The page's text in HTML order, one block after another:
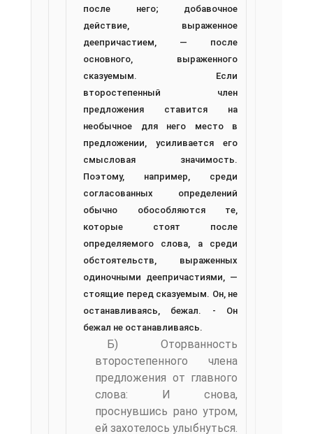
после него; добавочное
действие, выраженное
деепричастием, — после
основного, выраженного
сказуемым. Если
второстепенный член
предложения ставится на
необычное для него место в
предложении, усиливается его
смысловая значимость.
Поэтому, например, среди
согласованных определений
обычно обособляются те,
которые стоят после
определяемого слова, а среди
обстоятельств, выра­женных
одиночными деепричастиями, —
стоящие перед сказуемым. Он, не
останавливаясь, бежал. - Он
бежал не останавливаясь.
Б) Оторванность
второстепенного члена
предложения от главного
слова: И снова,
проснувшись рано утром,
ей захотелось улыбнуться.